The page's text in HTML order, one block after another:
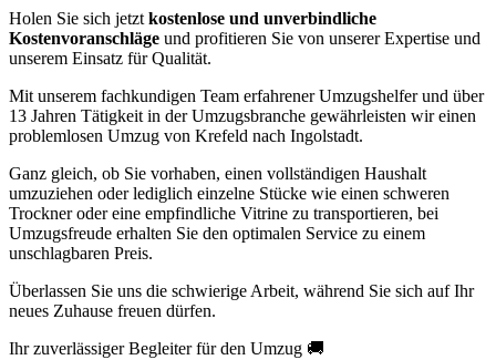
Holen Sie sich jetzt kostenlose und unverbindliche
Kostenvoranschläge und profitieren Sie von unserer Expertise und
unserem Einsatz für Qualität.
Mit unserem fachkundigen Team erfahrener Umzugshelfer und über
13 Jahren Tätigkeit in der Umzugsbranche gewährleisten wir einen
problemlosen Umzug von Krefeld nach Ingolstadt.
Ganz gleich, ob Sie vorhaben, einen vollständigen Haushalt
umzuziehen oder lediglich einzelne Stücke wie einen schweren
Trockner oder eine empfindliche Vitrine zu transportieren, bei
Umzugsfreude erhalten Sie den optimalen Service zu einem
unschlagbaren Preis.
Überlassen Sie uns die schwierige Arbeit, während Sie sich auf Ihr
neues Zuhause freuen dürfen.
Ihr zuverlässiger Begleiter für den Umzug 🚚